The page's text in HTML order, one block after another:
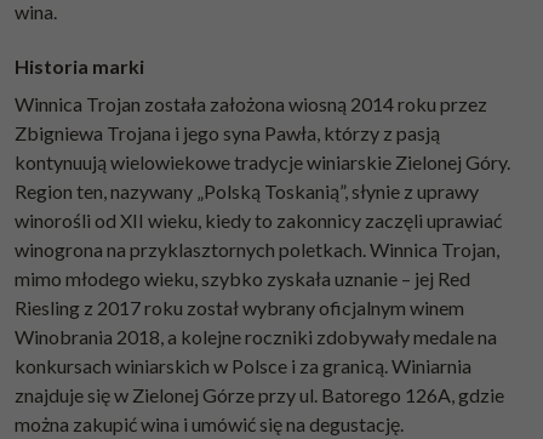
wina.
Historia marki
Winnica Trojan została założona wiosną 2014 roku przez
Zbigniewa Trojana i jego syna Pawła, którzy z pasją
kontynuują wielowiekowe tradycje winiarskie Zielonej Góry.
Region ten, nazywany „Polską Toskanią”, słynie z uprawy
winorośli od XII wieku, kiedy to zakonnicy zaczęli uprawiać
winogrona na przyklasztornych poletkach. Winnica Trojan,
mimo młodego wieku, szybko zyskała uznanie – jej Red
Riesling z 2017 roku został wybrany oficjalnym winem
Winobrania 2018, a kolejne roczniki zdobywały medale na
konkursach winiarskich w Polsce i za granicą. Winiarnia
znajduje się w Zielonej Górze przy ul. Batorego 126A, gdzie
można zakupić wina i umówić się na degustację.